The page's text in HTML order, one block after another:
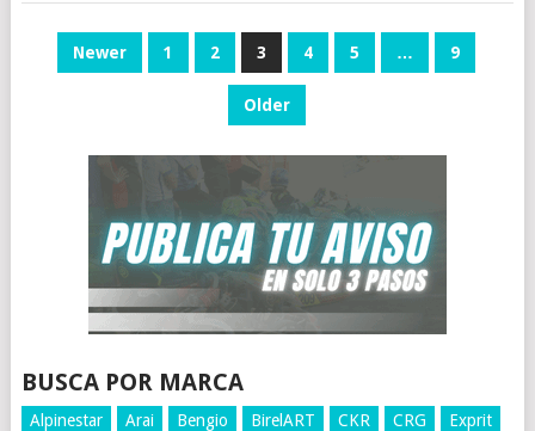
POSTS
Newer 1 2 3 4 5 … 9
Older
BUSCA POR MARCA
Alpinestar Arai Bengio BirelART CKR CRG
Exprit